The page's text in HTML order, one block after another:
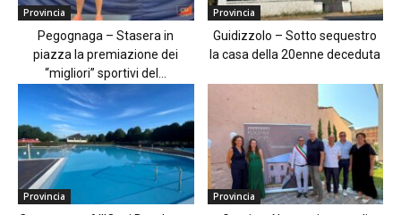
Provincia
Pegognaga – Stasera in
piazza la premiazione dei
“migliori” sportivi del...
Provincia
Guidizzolo – Sotto sequestro
la casa della 20enne deceduta
Provincia Provincia